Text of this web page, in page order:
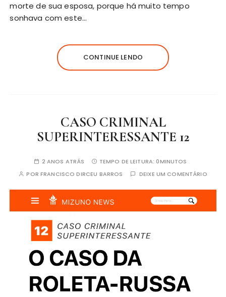
morte de sua esposa, porque há muito tempo
sonhava com este…
CONTINUE LENDO
CASO CRIMINAL
SUPERINTERESSANTE 12
2 ANOS ATRÁS TEMPO DE LEITURA: 0MINUTOS
POR FRANCISCO DIRCEU BARROS DEIXE UM COMENTÁRIO